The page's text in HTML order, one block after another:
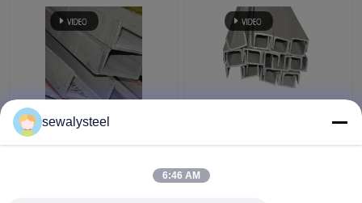
410 430 904L 409L
310s Perfil de acero
Barras de ángulo
laminadas en caliente
sewalysteel
6:46 AM